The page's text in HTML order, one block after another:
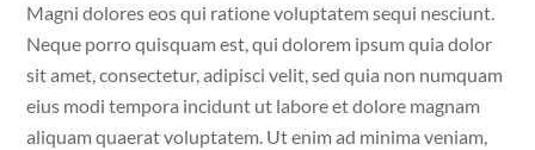
Magni dolores eos qui ratione voluptatem sequi nesciunt.
Neque porro quisquam est, qui dolorem ipsum quia dolor
sit amet, consectetur, adipisci velit, sed quia non numquam
eius modi tempora incidunt ut labore et dolore magnam
aliquam quaerat voluptatem. Ut enim ad minima veniam,